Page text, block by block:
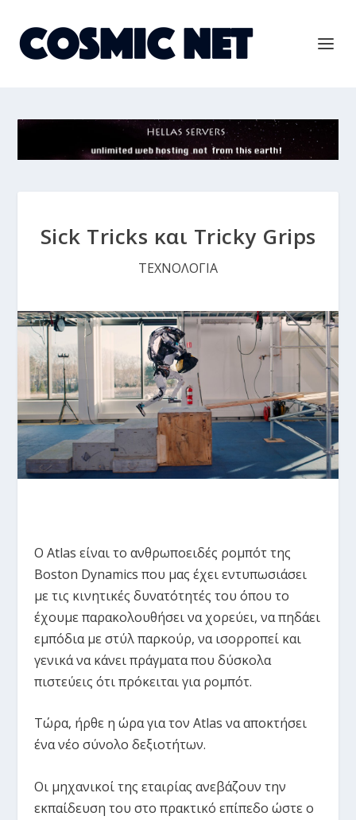
Sick Tricks και Tricky Grips
ΤΕΧΝΟΛΟΓΙΑ
O Atlas είναι το ανθρωποειδές ρομπότ της
Boston Dynamics που μας έχει εντυπωσιάσει
με τις κινητικές δυνατότητές του όπου το
έχουμε παρακολουθήσει να χορεύει, να πηδάει
εμπόδια με στύλ παρκούρ, να ισορροπεί και
γενικά να κάνει πράγματα που δύσκολα
πιστεύεις ότι πρόκειται για ρομπότ.
Τώρα, ήρθε η ώρα για τον Atlas να αποκτήσει
ένα νέο σύνολο δεξιοτήτων.
Οι μηχανικοί της εταιρίας ανεβάζουν την
εκπαίδευση του στο πρακτικό επίπεδο ώστε ο